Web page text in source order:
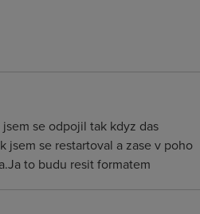
se odpojil tak kdyz das
jsem se restartoval a zase v poho
to budu resit formatem